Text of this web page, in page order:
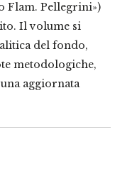
Flam. Pellegrini»)
Il volume si
del fondo,
metodologiche,
aggiornata